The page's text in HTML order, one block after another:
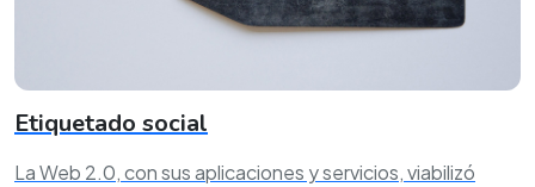
Etiquetado social
La Web 2.0, con sus aplicaciones y servicios, viabilizó